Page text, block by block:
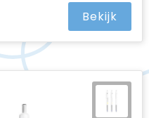
Bekijk